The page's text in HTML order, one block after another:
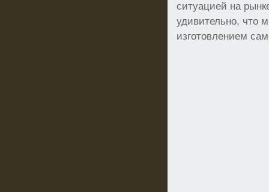
ситуацией на
удивительно, что
изготовлением